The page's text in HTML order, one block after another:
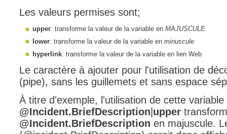
Les valeurs permises sont;
upper: transforme la valeur de la variable en MAJUSCULE
lower: transforme la valeur de la variable en minuscule
hyperlink: transforme la valeur de la variable en lien Web
Le caractère à ajouter pour l'utilisation de
(pipe), sans les guillemets et sans espace
À titre d'exemple, l'utilisation de cette
@Incident.BriefDescription upper
@Incident.BriefDescription en majuscule.